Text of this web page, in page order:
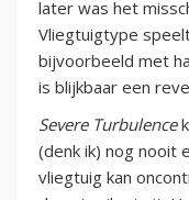
later was het
Vliegtuigtype
bijvoorbeeld met
is blijkbaar een
Severe Turbulence
(denk ik) nog nooit
vliegtuig kan